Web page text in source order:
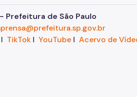
Prefeitura de São Paulo
TikTokI YouTubeI Acervo de